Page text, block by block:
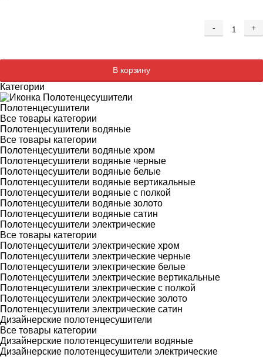
- +
В корзину
Категории
Полотенцесушители
Все товары категории
Полотенцесушители водяные
Все товары категории
Полотенцесушители водяные хром
Полотенцесушители водяные черные
Полотенцесушители водяные белые
Полотенцесушители водяные вертикальные
Полотенцесушители водяные с полкой
Полотенцесушители водяные золото
Полотенцесушители водяные сатин
Полотенцесушители электрические
Все товары категории
Полотенцесушители электрические хром
Полотенцесушители электрические черные
Полотенцесушители электрические белые
Полотенцесушители электрические вертикальные
Полотенцесушители электрические с полкой
Полотенцесушители электрические золото
Полотенцесушители электрические сатин
Дизайнерские полотенцесушители
Все товары категории
Дизайнерские полотенцесушители водяные
Дизайнерские полотенцесушители электрические